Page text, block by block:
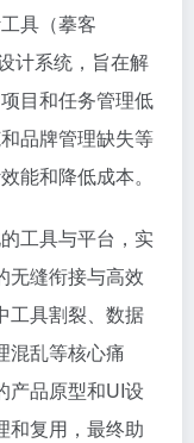
具（摹客
计系统，旨在解
目和任务管理低
品牌管理缺失等
能和降低成本。
工具与平台，实
无缝衔接与高效
工具割裂、数据
混乱等核心痛
产品原型和UI设
和复用，最终助